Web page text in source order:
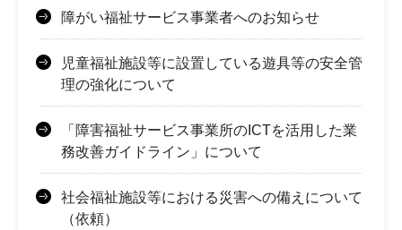
障がい福祉サービス事業者へのお知らせ
児童福祉施設等に設置している遊具等の安全管
理の強化について
「障害福祉サービス事業所のICTを活用した業
務改善ガイドライン」について
社会福祉施設等における災害への備えについて
（依頼）